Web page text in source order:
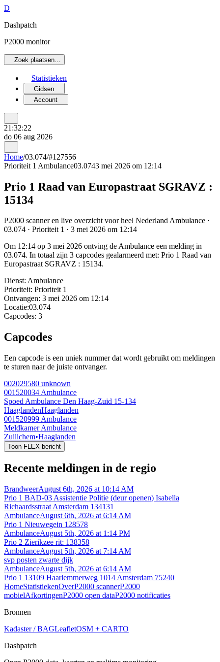
D
Dashpatch
P2000 monitor
Zoek plaatsen…
Statistieken
Gidsen
Account
21:32:22
do 06 aug 2026
Home/03.074/#127556
Prioriteit 1 Ambulance03.0743 mei 2026 om 12:14
Prio 1 Raad van Europastraat SGRAVZ :
15134
P2000 scanner en live overzicht voor heel Nederland Ambulance ·
03.074 · Prioriteit 1 · 3 mei 2026 om 12:14
Om 12:14 op 3 mei 2026 ontving de Ambulance een melding in
03.074. In totaal zijn 3 capcodes gealarmeerd met: Prio 1 Raad van
Europastraat SGRAVZ : 15134.
Dienst: Ambulance
Prioriteit: Prioriteit 1
Ontvangen: 3 mei 2026 om 12:14
Locatie:03.074
Capcodes: 3
Capcodes
Een capcode is een uniek nummer dat wordt gebruikt om meldingen
te sturen naar de juiste ontvanger.
002029580 unknown
001520034 Ambulance
Spoed Ambulance Den Haag-Zuid 15-134
HaaglandenHaaglanden
001520999 Ambulance
Meldkamer Ambulance
Zuilichem•Haaglanden
Toon FLEX bericht
Recente meldingen in de regio
BrandweerAugust 6th, 2026 at 10:14 AM
Prio 1 BAD-03 Assistentie Politie (deur openen) Isabella
Richaardsstraat Amsterdam 134131
AmbulanceAugust 6th, 2026 at 6:14 AM
Prio 1 Nieuwegein 128578
AmbulanceAugust 5th, 2026 at 1:14 PM
Prio 2 Zierikzee rit: 138358
AmbulanceAugust 5th, 2026 at 7:14 AM
svp posten zwarte dijk
AmbulanceAugust 5th, 2026 at 6:14 AM
Prio 1 13109 Haarlemmerweg 1014 Amsterdam 75240
HomeStatistiekenOverP2000 scannerP2000
mobielAfkortingenP2000 open dataP2000 notificaties
Bronnen
Kadaster / BAGLeafletOSM + CARTO
Dashpatch